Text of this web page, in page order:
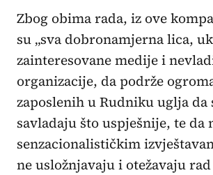
Zbog obima rada, iz ove
su „sva dobronamjerna lica,
zainteresovane medije i
organizacije, da podrže
zaposlenih u Rudniku uglja da
savladaju što uspješnije, te da
senzacionalističkim
ne usložnjavaju i otežavaju